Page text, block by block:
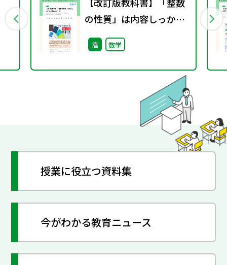
の性質」は内容しっか
り，構成ハッキリ！
高 数学
授業に役立つ資料集
今がわかる教育ニュース